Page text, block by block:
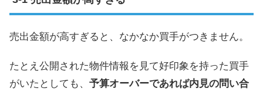
売出金額が高すぎると、なかなか買手がつきません。
たとえ公開された物件情報を見て好印象を持った買手
がいたとしても、 予算オーバーであれば内見の問い合